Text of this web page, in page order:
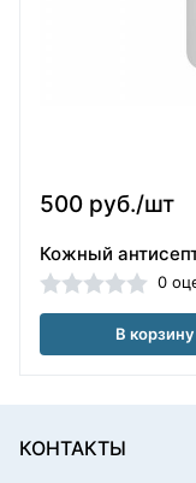
500 руб./шт
0
В корзину
КОНТАКТЫ